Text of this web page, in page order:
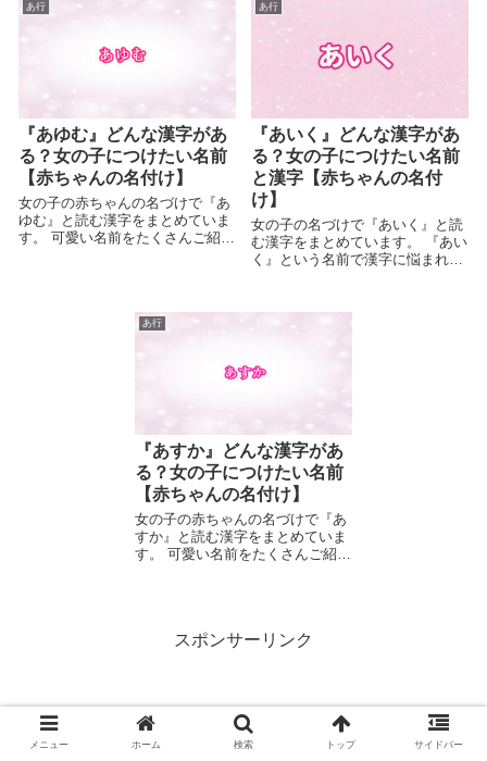
あ行
『あゆむ』どんな漢字があ
る？女の子につけたい名前
【赤ちゃんの名付け】
女の子の赤ちゃんの名づけで『あ
ゆむ』と読む漢字をまとめていま
す。 可愛い名前をたくさんご紹介
あ行
『あいく』どんな漢字があ
る？女の子につけたい名前
と漢字【赤ちゃんの名付
け】
女の子の名づけで『あいく』と読
む漢字をまとめています。 『あい
く』という名前で漢字に悩まれて
あ行
『あすか』どんな漢字があ
る？女の子につけたい名前
【赤ちゃんの名付け】
女の子の赤ちゃんの名づけで『あ
すか』と読む漢字をまとめていま
す。 可愛い名前をたくさんご紹介
スポンサーリンク
メニュー ホーム 検索 トップ サイドバー